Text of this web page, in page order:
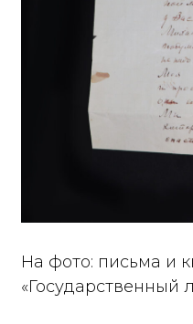
На фото: письма и
«Государственный